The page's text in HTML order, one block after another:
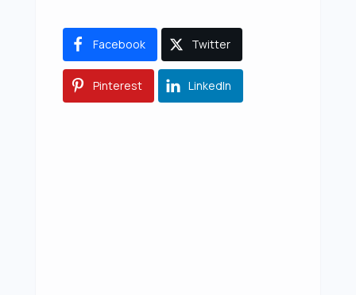
Facebook Twitter
Pinterest LinkedIn